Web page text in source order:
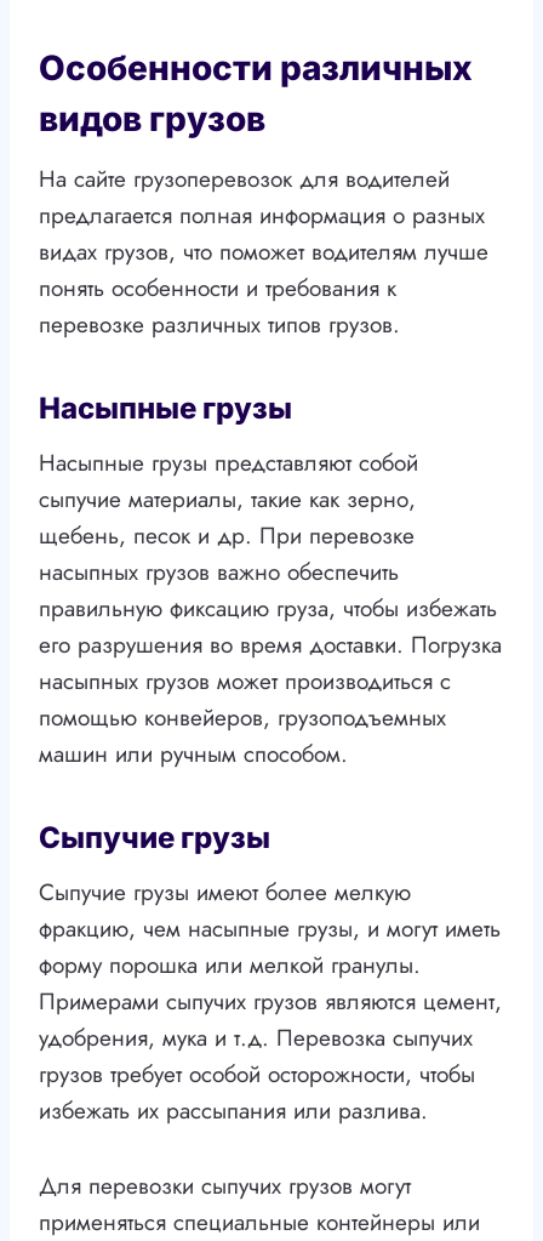
Особенности различных
видов грузов
На сайте грузоперевозок для водителей
предлагается полная информация о разных
видах грузов, что поможет водителям лучше
понять особенности и требования к
перевозке различных типов грузов.
Насыпные грузы
Насыпные грузы представляют собой
сыпучие материалы, такие как зерно,
щебень, песок и др. При перевозке
насыпных грузов важно обеспечить
правильную фиксацию груза, чтобы избежать
его разрушения во время доставки. Погрузка
насыпных грузов может производиться с
помощью конвейеров, грузоподъемных
машин или ручным способом.
Сыпучие грузы
Сыпучие грузы имеют более мелкую
фракцию, чем насыпные грузы, и могут иметь
форму порошка или мелкой гранулы.
Примерами сыпучих грузов являются цемент,
удобрения, мука и т.д. Перевозка сыпучих
грузов требует особой осторожности, чтобы
избежать их рассыпания или разлива.
Для перевозки сыпучих грузов могут
применяться специальные контейнеры или